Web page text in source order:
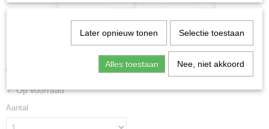
Rooster 502 x 440 mm
€ 23,07 (exclusief btw 21%)
✓Op voorraad
Aantal
Later opnieuw tonen Selectie toestaan
Alles toestaan Nee, niet akkoord